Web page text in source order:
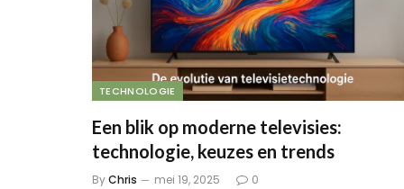
TECHNOLOGIE
Een blik op moderne televisies:
technologie, keuzes en trends
ByChris mei 19, 2025 0